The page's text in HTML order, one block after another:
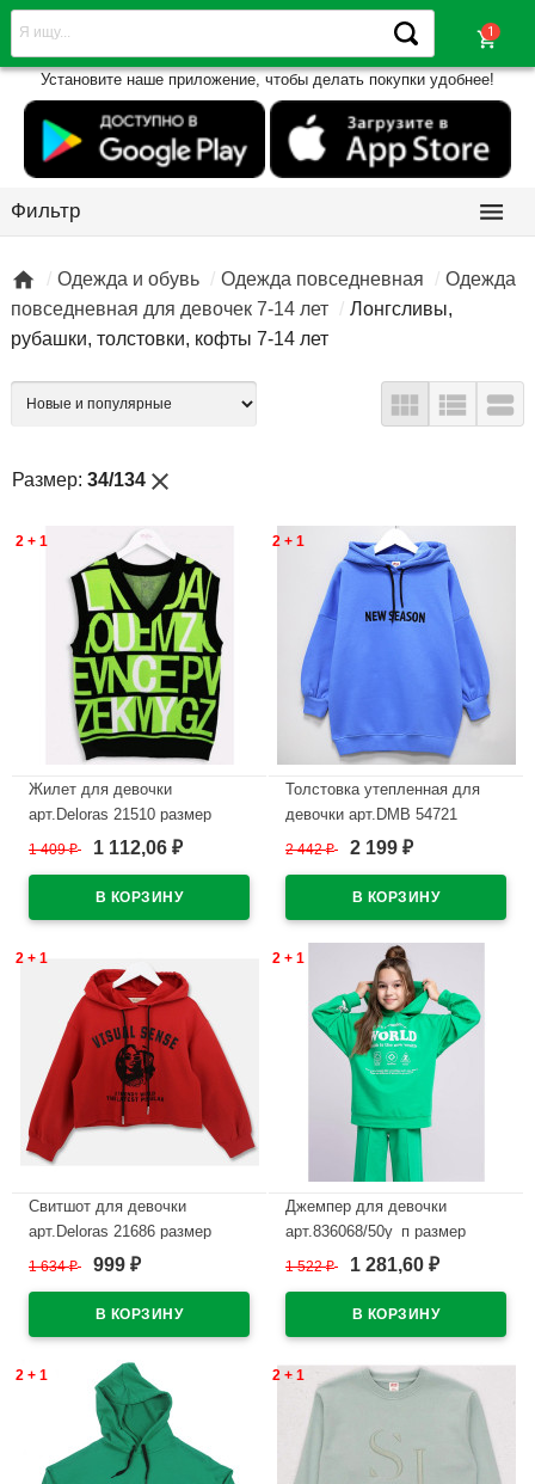
shopping_cart
Установите наше приложение, чтобы делать покупки удобнее!
Фильтр 
 Одежда и обувь Одежда повседневная
Одежда
повседневная для девочек 7-14 лет
Лонгсливы,
рубашки, толстовки, кофты 7-14 лет
  
Размер: 34/134 close
2 + 1
Жилет для девочки
арт.Deloras 21510 размер
34/134-44/164 цвет зеленый
1 409₽ 1 112,06 ₽
2 + 1
Толстовка утепленная для
девочки арт.DMB 54721
размер 32/128-44/164
2 442₽ 2 199 ₽
2 + 1
Свитшот для девочки
арт.Deloras 21686 размер
34/134-44/164 цвет красный
1 634₽ 999 ₽
2 + 1
Джемпер для девочки
арт.836068/50у_п размер
34/134-42/158 цвет зеленый
1 522₽ 1 281,60 ₽
2 + 1 2 + 1